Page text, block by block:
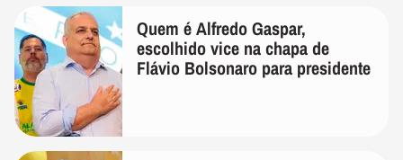
Quem é Alfredo Gaspar,
escolhido vice na chapa de
Flávio Bolsonaro para presidente